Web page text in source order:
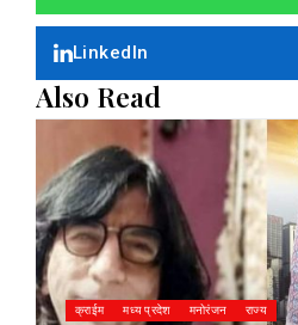
LinkedIn
Also Read
क्राईम मध्य प्रदेश मनोरंजन राज्य